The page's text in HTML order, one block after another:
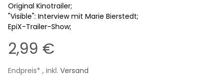
Original Kinotrailer;
"Visible": Interview mit Marie Bierstedt;
EpiX-Trailer-Show;
2,99 €
Endpreis* , inkl. Versand